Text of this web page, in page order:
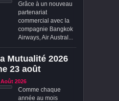
Grâce à un nouveau
partenariat
commercial avec la
compagnie Bangkok
Airways, Air Austral...
Mutualité 2026
23 août
2026
Comme chaque
année au mois